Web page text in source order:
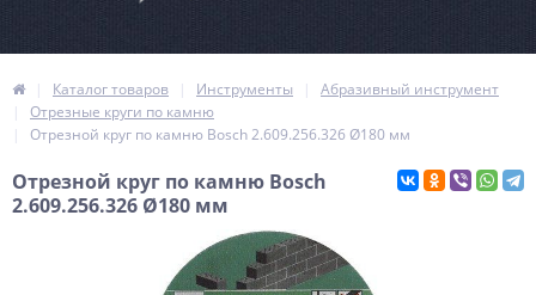
Каталог товаров Инструменты
Абразивный инструмент
Отрезные круги по камню
Отрезной круг по камню Bosch 2.609.256.326 Ø180 мм
Отрезной круг по камню Bosch
2.609.256.326 Ø180 мм